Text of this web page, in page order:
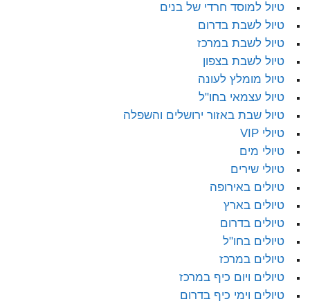
טיול למוסד חרדי של בנים
טיול לשבת בדרום
טיול לשבת במרכז
טיול לשבת בצפון
טיול מומלץ לעונה
טיול עצמאי בחו"ל
טיול שבת באזור ירושלים והשפלה
טיולי VIP
טיולי מים
טיולי שירים
טיולים באירופה
טיולים בארץ
טיולים בדרום
טיולים בחו"ל
טיולים במרכז
טיולים ויום כיף במרכז
טיולים וימי כיף בדרום